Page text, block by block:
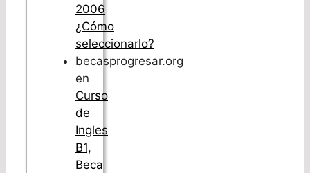
2006
¿Cómo
seleccionarlo?
becasprogresar.org
en
Curso
de
Ingles
B1,
Beca